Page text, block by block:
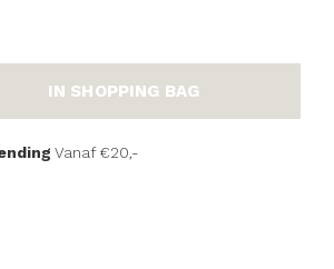
IN SHOPPING BAG
Vanaf €20,-